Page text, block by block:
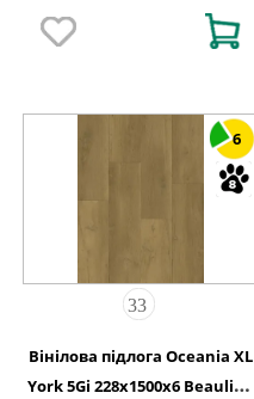
6
Вінілова підлога Oceania XL
York 5Gi 228x1500х6 Beaulieu